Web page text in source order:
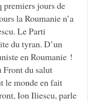
premiers jours de
la Roumanie n’a
Le Parti
du tyran. D’un
en Roumanie !
Front du salut
le monde en fait
Ion Iliescu, parle